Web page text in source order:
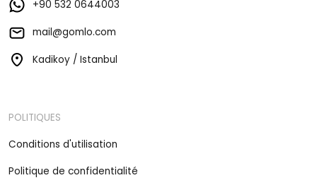
+90 532 0644003
mail@gomlo.com
Kadikoy / Istanbul
POLITIQUES
Conditions d'utilisation
Politique de confidentialité